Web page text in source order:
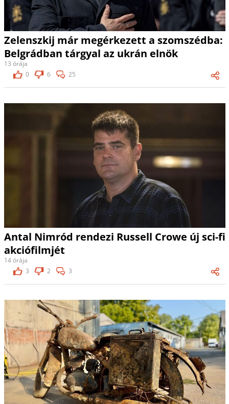
Zelenszkij már megérkezett a szomszédba:
Belgrádban tárgyal az ukrán elnök
13 órája
0
6 25
Antal Nimród rendezi Russell Crowe új sci-fi
akciófilmjét
14 órája
3
2 3